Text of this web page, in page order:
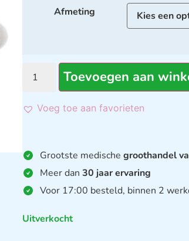
Afmeting
Toevoegen aan
Voeg toe aan favorieten
Grootste medischegroothandel
Meer dan30 jaar ervaring
Voor 17:00 besteld, binnen 2
Uitverkocht